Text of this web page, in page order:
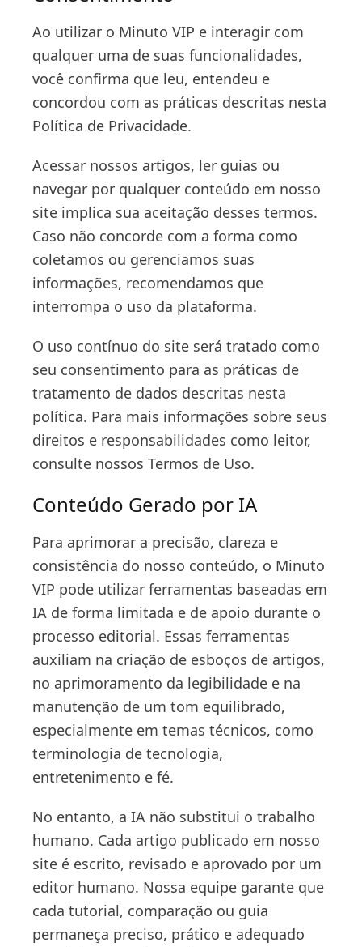
Ao utilizar o Minuto VIP e interagir com
qualquer uma de suas funcionalidades,
você confirma que leu, entendeu e
concordou com as práticas descritas nesta
Política de Privacidade.
Acessar nossos artigos, ler guias ou
navegar por qualquer conteúdo em nosso
site implica sua aceitação desses termos.
Caso não concorde com a forma como
coletamos ou gerenciamos suas
informações, recomendamos que
interrompa o uso da plataforma.
O uso contínuo do site será tratado como
seu consentimento para as práticas de
tratamento de dados descritas nesta
política. Para mais informações sobre seus
direitos e responsabilidades como leitor,
consulte nossos Termos de Uso.
Conteúdo Gerado por IA
Para aprimorar a precisão, clareza e
consistência do nosso conteúdo, o Minuto
VIP pode utilizar ferramentas baseadas em
IA de forma limitada e de apoio durante o
processo editorial. Essas ferramentas
auxiliam na criação de esboços de artigos,
no aprimoramento da legibilidade e na
manutenção de um tom equilibrado,
especialmente em temas técnicos, como
terminologia de tecnologia,
entretenimento e fé.
No entanto, a IA não substitui o trabalho
humano. Cada artigo publicado em nosso
site é escrito, revisado e aprovado por um
editor humano. Nossa equipe garante que
cada tutorial, comparação ou guia
permaneça preciso, prático e adequado